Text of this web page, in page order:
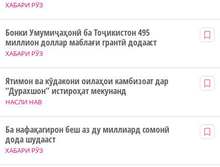
ХАБАРИ РӮЗ
ХАБАРИ РӮЗ
Бонки Умумиҷаҳонӣ ба Тоҷикистон 495
миллион доллар маблағи грантӣ додааст
НАСЛИ НАВ
Ятимон ва кӯдакони оилаҳои камбизоат дар
“Дурахшон” истироҳат мекунанд
ХАБАРИ РӮЗ
Ба нафақагирон беш аз ду миллиард сомонӣ
дода шудааст